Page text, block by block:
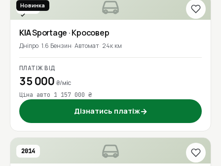
2023
Новинка
Перевірено
KIASportage · Кросовер
Дніпро 1.6 Бензин Автомат 24к км
ПЛАТІЖ ВІД
35 000 ₴/міс
Ціна авто 1 157 000 ₴
Дізнатись платіж→
2014